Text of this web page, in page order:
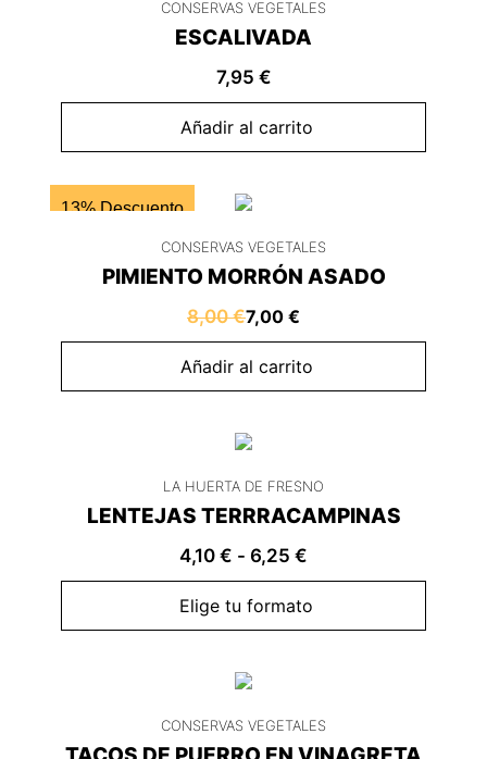
CONSERVAS VEGETALES
ESCALIVADA
7,95 €
Añadir al carrito
13% Descuento
CONSERVAS VEGETALES
PIMIENTO MORRÓN ASADO
8,00€7,00 €
Añadir al carrito
LA HUERTA DE FRESNO
LENTEJAS TERRRACAMPINAS
4,10 € - 6,25 €
Elige tu formato
CONSERVAS VEGETALES